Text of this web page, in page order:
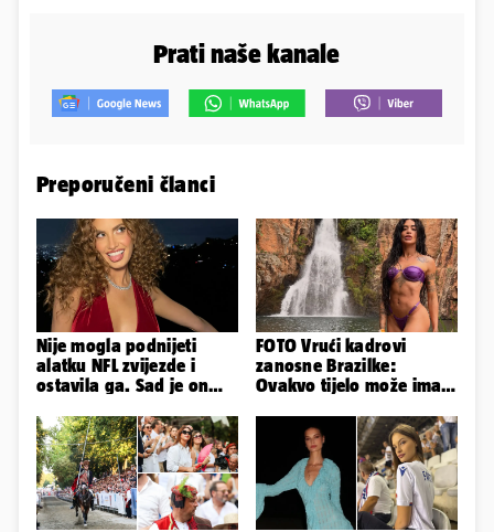
Prati naše kanale
Preporučeni članci
Nije mogla podnijeti
alatku NFL zvijezde i
ostavila ga. Sad je on
limenke...'
FOTO Vrući kadrovi
zanosne Brazilke:
Ovakvo tijelo može imati